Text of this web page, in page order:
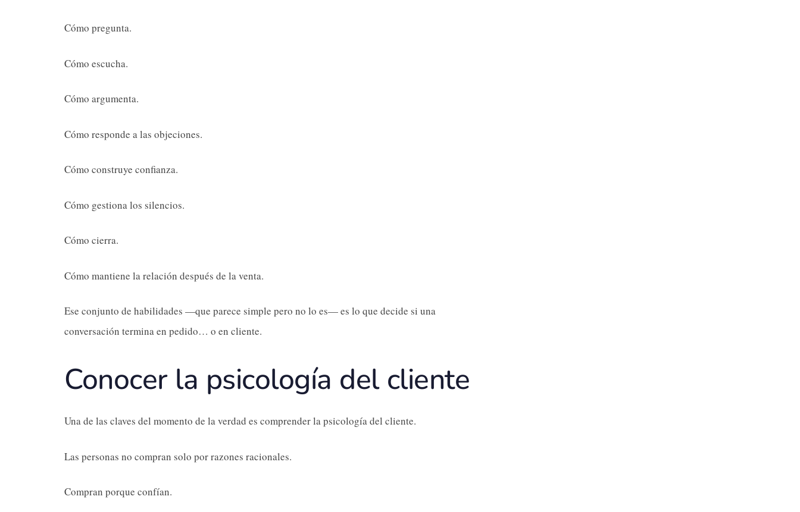
Cómo pregunta.
Cómo escucha.
Cómo argumenta.
Cómo responde a las objeciones.
Cómo construye confianza.
Cómo gestiona los silencios.
Cómo cierra.
Cómo mantiene la relación después de la venta.
Ese conjunto de habilidades —que parece simple pero no lo es— es lo que decide si una
conversación termina en pedido… o en cliente.
Conocer la psicología del cliente
Una de las claves del momento de la verdad es comprender la psicología del cliente.
Las personas no compran solo por razones racionales.
Compran porque confían.